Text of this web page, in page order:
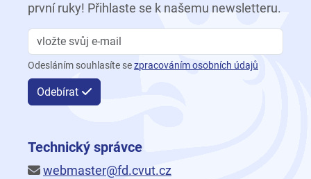
první ruky! Přihlaste se k našemu newsletteru.
Odesláním souhlasíte sezpracováním osobních údajů
Odebírat
Technický správce
webmaster@fd.cvut.cz